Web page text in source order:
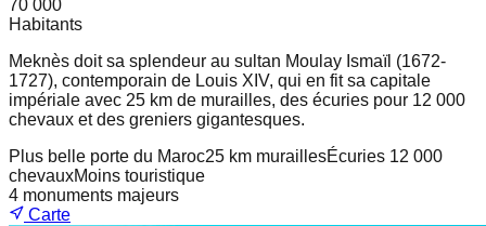
70 000
Habitants
Meknès doit sa splendeur au sultan Moulay Ismaïl (1672-
1727), contemporain de Louis XIV, qui en fit sa capitale
impériale avec 25 km de murailles, des écuries pour 12 000
chevaux et des greniers gigantesques.
Plus belle porte du Maroc25 km muraillesÉcuries 12 000
chevauxMoins touristique
4 monuments majeurs
Carte